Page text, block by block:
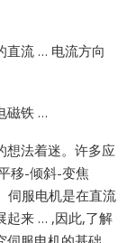
直流 … 电流方向
磁铁 …
想法着迷。许多应
移-倾斜-变焦
伺服电机是在直流
起来 … ,因此,了解